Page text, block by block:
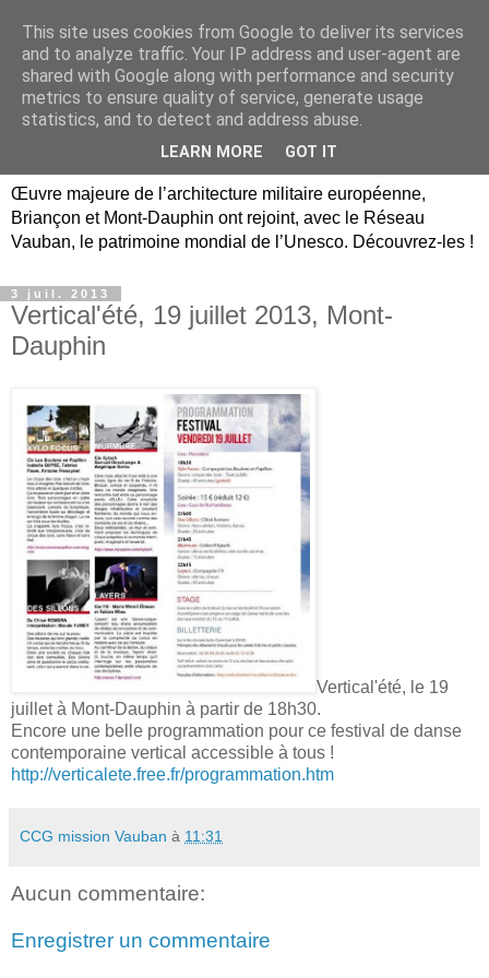
Briançon, Mont-Dauphin,
Vauban Unesco Hautes-
Œuvre majeure de l’architecture militaire européenne,
Briançon et Mont-Dauphin ont rejoint, avec le Réseau
Vauban, le patrimoine mondial de l’Unesco. Découvrez-les !
3 juil. 2013
Vertical'été, 19 juillet 2013, Mont-
Dauphin
Vertical'été, le 19
juillet à Mont-Dauphin à partir de 18h30.
Encore une belle programmation pour ce festival de danse
contemporaine vertical accessible à tous !
http://verticalete.free.fr/programmation.htm
CCG mission Vauban à 11:31
Aucun commentaire:
Enregistrer un commentaire
This site uses cookies from Google to deliver its services
and to analyze traffic. Your IP address and user-agent are
shared with Google along with performance and security
metrics to ensure quality of service, generate usage
statistics, and to detect and address abuse.
LEARN MORE GOT IT